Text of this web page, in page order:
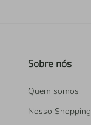
Sobre nós
Quem somos
Nosso Shopping